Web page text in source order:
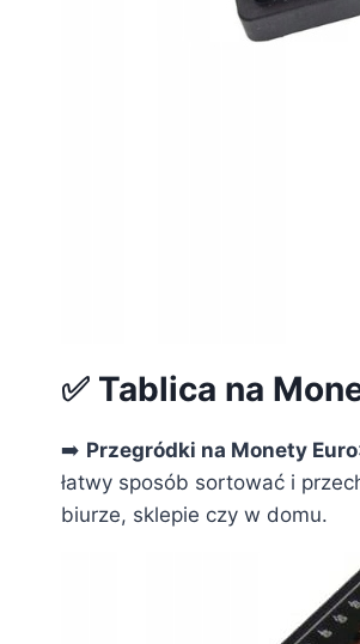
✅ Tablica na
➡️ Przegródki na Monety Euro
łatwy sposób sortować i
biurze, sklepie czy w domu.